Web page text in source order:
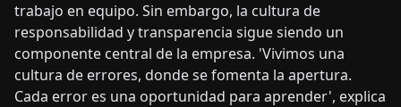
trabajo en equipo. Sin embargo, la cultura de
responsabilidad y transparencia sigue siendo un
componente central de la empresa. 'Vivimos una
cultura de errores, donde se fomenta la apertura.
Cada error es una oportunidad para aprender', explica